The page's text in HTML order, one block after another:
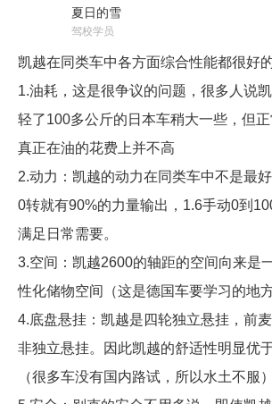
夏日的雪
驾校学员
凯越在同类车中各方面综合性能都很好
1.油耗，这是很争议的问题，很多人说
轻了100多公斤的日本车稍大一些，但
真正在油的花费上并不高
2.动力：凯越的动力在同类车中不是最
0转就有90%的力量输出，1.6手动0到
满足日常需要。
3.空间：凯越2600的轴距的空间向来是
性化储物空间（这是德国车要学习的地方
4.底盘悬挂：凯越是四轮独立悬挂，前
非独立悬挂。因此凯越的舒适性明显优
（很多车没有国内路试，所以水土不